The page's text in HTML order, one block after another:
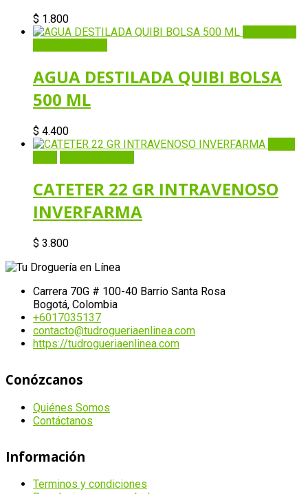
$ 1.800
AGUA DESTILADA QUIBI BOLSA
500 ML
$ 4.400
CATETER 22 GR INTRAVENOSO
INVERFARMA
$ 3.800
Carrera 70G # 100-40 Barrio Santa Rosa
Bogotá, Colombia
+6017035137
contacto@tudrogueriaenlinea.com
https://tudrogueriaenlinea.com
Conózcanos
Quiénes Somos
Contáctanos
Información
Terminos y condiciones